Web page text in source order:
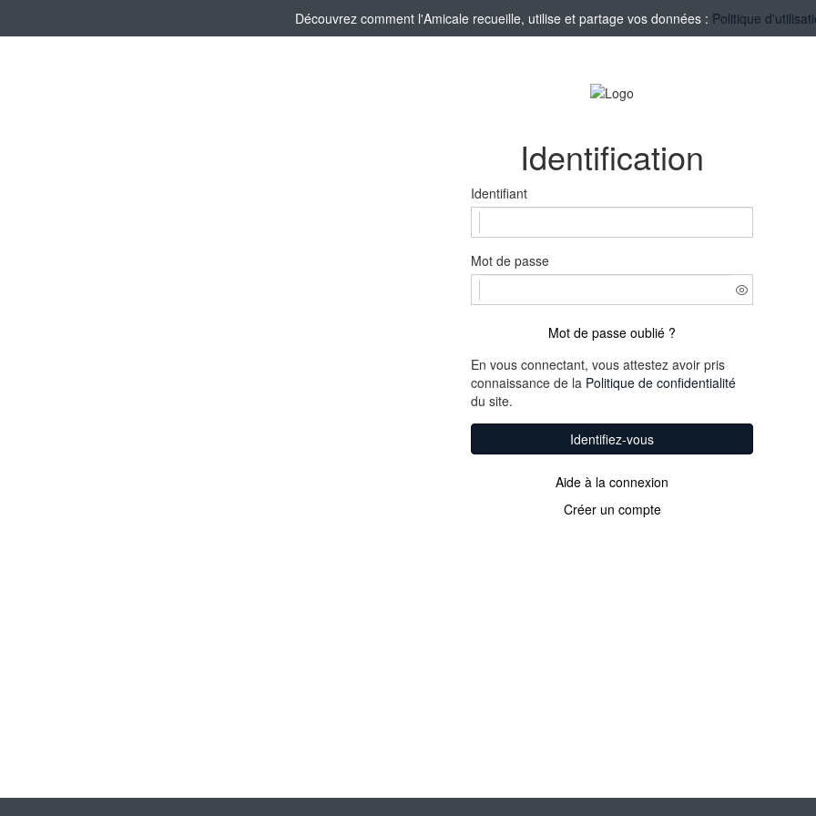
Découvrez comment l'Amicale recueille, utilise et partage vos données : Politique
Identification
Identifiant
Mot de passe
Mot de passe oublié ?
En vous connectant, vous attestez avoir pris
connaissance de la Politique de confidentialité
du site.
Identifiez-vous
Aide à la connexion
Créer un compte